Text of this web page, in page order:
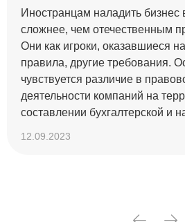
Иностранцам наладить бизнес
сложнее, чем отечественным
Они как игроки, оказавшиеся
правила, другие требования.
чувствуется различие в
деятельности компаний на
составлении бухгалтерской и
12.09.2023